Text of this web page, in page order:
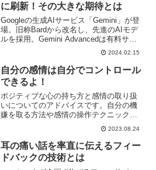
に刷新！その大きな期待とは
Googleの生成AIサービス「Gemini」が登
場。旧称Bardから改名し、先進のAIモデ
ルを採用。Gemini Advancedは有料サー
ビスとして、最高性能のUltraモデルを提
供。Google One AIプレミアムプランで利
用可能に。スマホアプリも提供開始、
Googleサービスとの深い連携とマルチモ
ーダル能力が期待される。
2024.02.15
自分の感情は自分でコントロール
できるよ！
ポジティブな心の持ち方と感情の取り扱
いについてのアドバイスです。自分の機
嫌を取る方法や感情の操作テクニックを
通じて、日々のストレスやネガティブな
感情を克服するためのヒントを提供しま
す。
2023.08.24
耳の痛い話を率直に伝えるフィー
ドバックの技術とは